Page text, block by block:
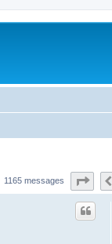
1165 messages Page